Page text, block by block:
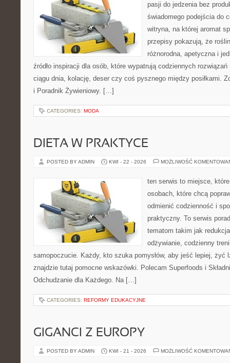
pasji do jedzenia bez
świadomego podejścia do
witryna, na której aromat
przepisy pokazują, że
różnorodna, apetyczna i
źródło inspiracji dla osób, które wypatrują codziennych rozwiązań
ciągu dnia, kolację, deser czy coś pysznego między posiłkami.
i Poradnik Żywieniowy. […]
CATEGORIES: MODA
DIETA W PRAKTYCE
POSTED BY ADMIN KWI - 22 - 2026 MOŻLIWOŚĆ
ten serwis to miejsce,
osobach, które chcą
odmienić codzienność i
praktyczny. To serwis
tematom takim jak
odżywianie, codzienny
samopoczucie. Każdy, kto szuka pomysłów, aby jeść lepiej, żyć
znajdzie tutaj pomocne wskazówki. Polecam Superfoods i
Odchudzanie dla Każdego. Na […]
CATEGORIES: REFORMY EDUKACYJNE
GIGANCI Z EUROPY
POSTED BY ADMIN KWI - 21 - 2026 MOŻLIWOŚĆ